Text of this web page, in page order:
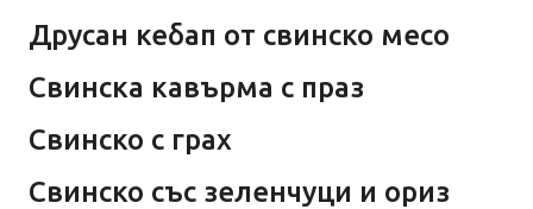
Друсан кебап от свинско месо
Свинска кавърма с праз
Свинско с грах
Свинско със зеленчуци и ориз